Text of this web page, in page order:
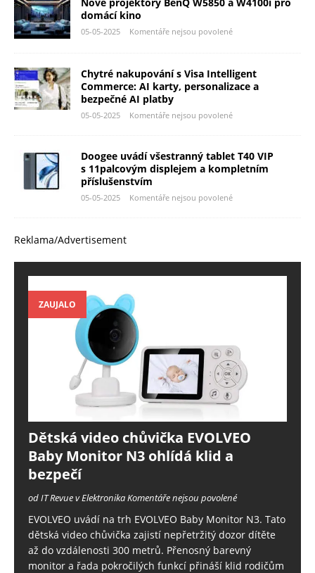
domácí kino
05-05-2025 Komentáře nejsou povolené
Chytré nakupování s Visa Intelligent
Commerce: AI karty, personalizace a
bezpečné AI platby
05-05-2025 Komentáře nejsou povolené
Doogee uvádí všestranný tablet T40 VIP
s 11palcovým displejem a kompletním
příslušenstvím
05-05-2025 Komentáře nejsou povolené
Reklama/Advertisement
ZAUJALO
Dětská video chůvička EVOLVEO
Baby Monitor N3 ohlídá klid a
bezpečí
od IT Revue v ElektronikaKomentáře nejsou povolené
EVOLVEO uvádí na trh EVOLVEO Baby Monitor N3. Tato
dětská video chůvička zajistí nepřetržitý dozor dítěte
až do vzdálenosti 300 metrů. Přenosný barevný
monitor a řada pokročilých funkcí přináší klid rodičům